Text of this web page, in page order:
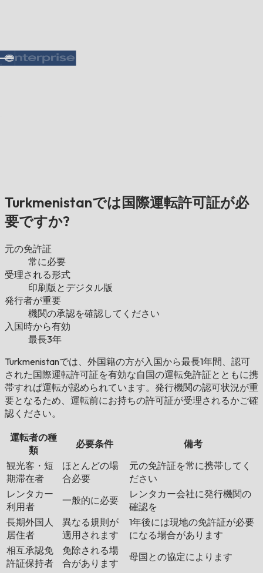
Turkmenistanでは国際運転許可証が必
要ですか?
元の免許証
常に必要
受理される形式
印刷版とデジタル版
発行者が重要
機関の承認を確認してください
入国時から有効
最長3年
Turkmenistanでは、外国籍の方が入国から最長1年間、認可
された国際運転許可証を有効な自国の運転免許証とともに携
帯すれば運転が認められています。発行機関の認可状況が重
要となるため、運転前にお持ちの許可証が受理されるかご確
認ください。
運転者の種
類
必要条件
備考
観光客・短
期滞在者
ほとんどの場
合必要
元の免許証を常に携帯してく
ださい
レンタカー
利用者
一般的に必要
レンタカー会社に発行機関の
確認を
長期外国人
居住者
異なる規則が
適用されます
1年後には現地の免許証が必要
になる場合があります
相互承認免
許証保持者
免除される場
合があります
母国との協定によります